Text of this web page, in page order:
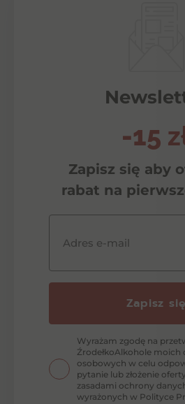
-15
Zapisz się aby
rabat na
Adres e-mail
Zapisz się
Wyrażam zgodę na
ŹrodełkoAlkohole moich
osobowych w celu
pytanie lub złożenie
zasadami ochrony
wyrażonych w Polityce